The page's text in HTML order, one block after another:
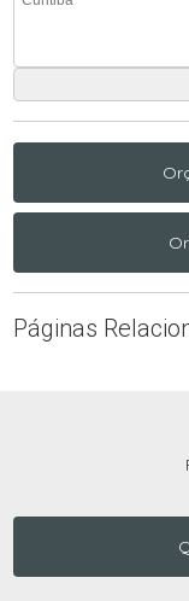
Páginas